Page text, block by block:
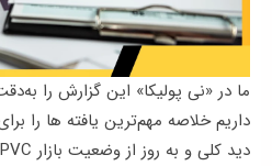
ما در «نی پولیکا» این گزارش را
داریم خلاصه‌ مهم‌ترین یافته ها را